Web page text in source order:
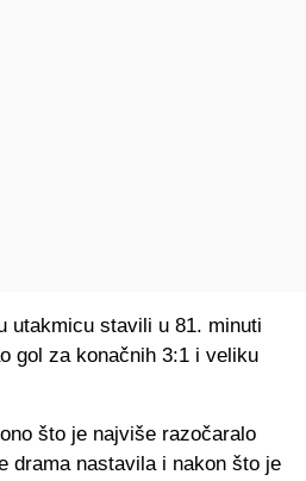
utakmicu stavili u 81. minuti
gol za konačnih 3:1 i veliku
što je najviše razočaralo
drama nastavila i nakon što je